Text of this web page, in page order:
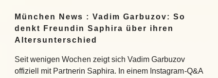
München News : Vadim Garbuzov: So
denkt Freundin Saphira über ihren
Altersunterschied
Seit wenigen Wochen zeigt sich Vadim Garbuzov
offiziell mit Partnerin Saphira. In einem Instagram-Q&A